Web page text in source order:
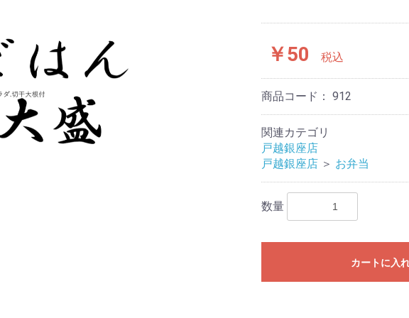
￥50 税込
商品コード： 912
関連カテゴリ
戸越銀座店
戸越銀座店 ＞ お弁当
数量
カートに入